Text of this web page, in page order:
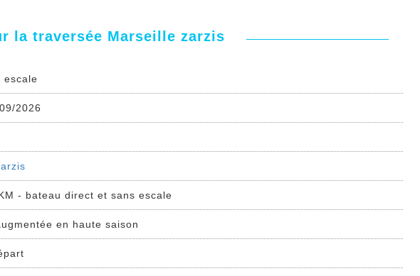
la traversée Marseille zarzis
escale
2026
- bateau direct et sans escale
en haute saison